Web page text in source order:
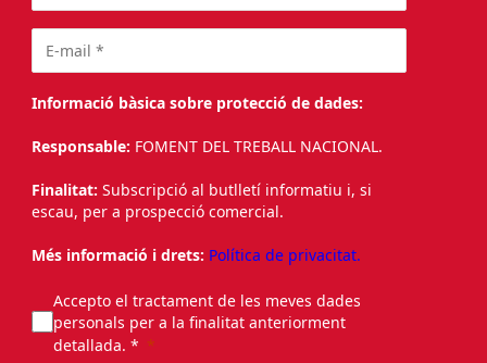
Informació bàsica sobre protecció de dades:
Responsable: FOMENT DEL TREBALL NACIONAL.
Finalitat: Subscripció al butlletí informatiu i, si
escau, per a prospecció comercial.
Més informació i drets: Política de privacitat.
Accepto el tractament de les meves dades
personals per a la finalitat anteriorment
detallada. *